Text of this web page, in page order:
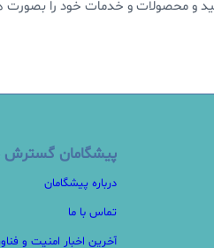
و محصولات و خدمات خود را
پیشگامان گسترش
درباره پیشگامان
تماس با ما
آخرین اخبار امنیت و